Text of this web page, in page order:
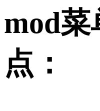
mod
点：